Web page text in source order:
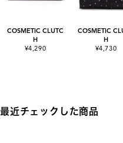
COSMETIC CLUTC
H
¥4,290
COSMETIC
H
¥4,730
最近チェックした商品